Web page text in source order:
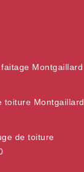
Montgaillard
toiture Montgaillard
de toiture